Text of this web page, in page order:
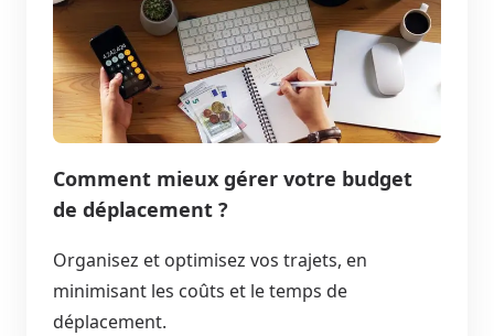
Comment mieux gérer votre budget
de déplacement ?
Organisez et optimisez vos trajets, en
minimisant les coûts et le temps de
déplacement.